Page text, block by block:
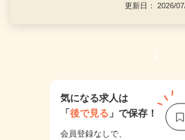
更新日： 2026/
1
気になる求人は
「後で見る 」で保存！
会員登録なしで、